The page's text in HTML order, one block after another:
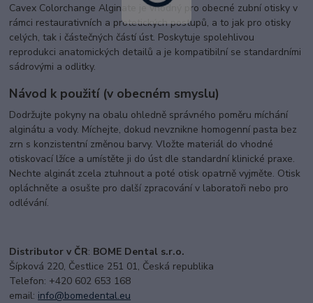
Cavex Colorchange Alginate je vhodný pro obecné zubní otisky v
rámci restaurativních a protetických postupů, a to jak pro otisky
celých, tak i částečných částí úst. Poskytuje spolehlivou
reprodukci anatomických detailů a je kompatibilní se standardními
sádrovými a odlitky.
Návod k použití (v obecném smyslu)
Dodržujte pokyny na obalu ohledně správného poměru míchání
alginátu a vody. Míchejte, dokud nevznikne homogenní pasta bez
zrn s konzistentní změnou barvy. Vložte materiál do vhodné
otiskovací lžíce a umístěte ji do úst dle standardní klinické praxe.
Nechte alginát zcela ztuhnout a poté otisk opatrně vyjměte. Otisk
opláchněte a osušte pro další zpracování v laboratoři nebo pro
odlévání.
Distributor v ČR: BOME Dental s.r.o.
Šípková 220, Čestlice 251 01, Česká republika
Telefon: +420 602 653 168
email: info@bomedental.eu